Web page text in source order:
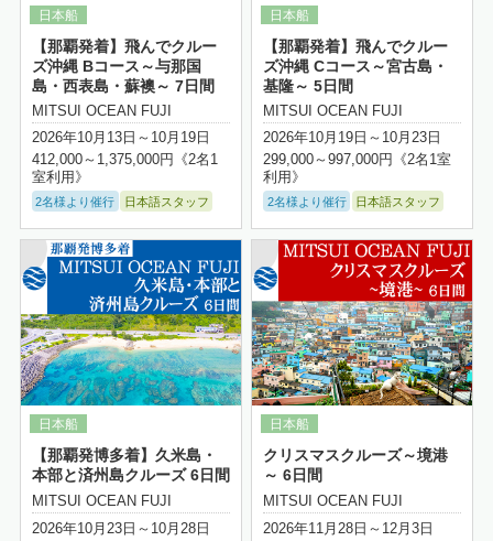
【那覇発着】飛んでクルー
ズ沖縄 Bコース～与那国
島・西表島・蘇襖～ 7日間
MITSUI OCEAN FUJI
2026年10月13日～10月19日
412,000～1,375,000円《2名1
室利用》
2名様より催行 日本語スタッフ
【那覇発着】飛んでクルー
ズ沖縄 Cコース～宮古島・
基隆～ 5日間
MITSUI OCEAN FUJI
2026年10月19日～10月23日
299,000～997,000円《2名1室
利用》
2名様より催行 日本語スタッフ
【那覇発博多着】久米島・
本部と済州島クルーズ 6日間
MITSUI OCEAN FUJI
2026年10月23日～10月28日
クリスマスクルーズ～境港
～ 6日間
MITSUI OCEAN FUJI
2026年11月28日～12月3日
詳細はこちら